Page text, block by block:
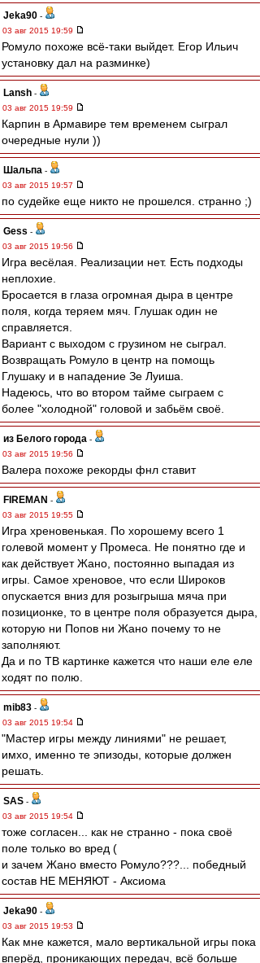
Jeka90 -
03 авг 2015 19:59
Ромуло похоже всё-таки выйдет. Егор Ильич
установку дал на разминке)
Lansh -
03 авг 2015 19:59
Карпин в Армавире тем временем сыграл
очередные нули ))
Шальпа -
03 авг 2015 19:57
по судейке еще никто не прошелся. странно ;)
Gess -
03 авг 2015 19:56
Игра весёлая. Реализации нет. Есть подходы
неплохие.
Бросается в глаза огромная дыра в центре
поля, когда теряем мяч. Глушак один не
справляется.
Вариант с выходом с грузином не сыграл.
Возвращать Ромуло в центр на помощь
Глушаку и в нападение Зе Луиша.
Надеюсь, что во втором тайме сыграем с
более "холодной" головой и забьём своё.
из Белого города -
03 авг 2015 19:56
Валера похоже рекорды фнл ставит
FIREMAN -
03 авг 2015 19:55
Игра хреновенькая. По хорошему всего 1
голевой момент у Промеса. Не понятно где и
как действует Жано, постоянно выпадая из
игры. Самое хреновое, что если Широков
опускается вниз для розыгрыша мяча при
позиционке, то в центре поля образуется дыра,
которую ни Попов ни Жано почему то не
заполняют.
Да и по ТВ картинке кажется что наши еле еле
ходят по полю.
mib83 -
03 авг 2015 19:54
"Мастер игры между линиями" не решает,
имхо, именно те эпизоды, которые должен
решать.
SAS -
03 авг 2015 19:54
тоже согласен... как не странно - пока своё
поле только во вред (
и зачем Жано вместо Ромуло???... победный
состав НЕ МЕНЯЮТ - Аксиома
Jeka90 -
03 авг 2015 19:53
Как мне кажется, мало вертикальной игры пока
вперёд, проникающих передач, всё больше